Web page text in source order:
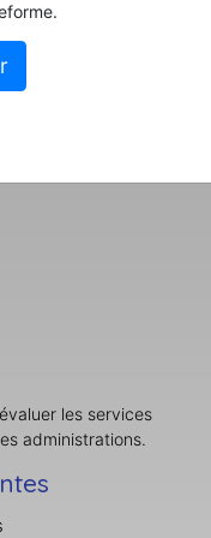
les services
administrations.